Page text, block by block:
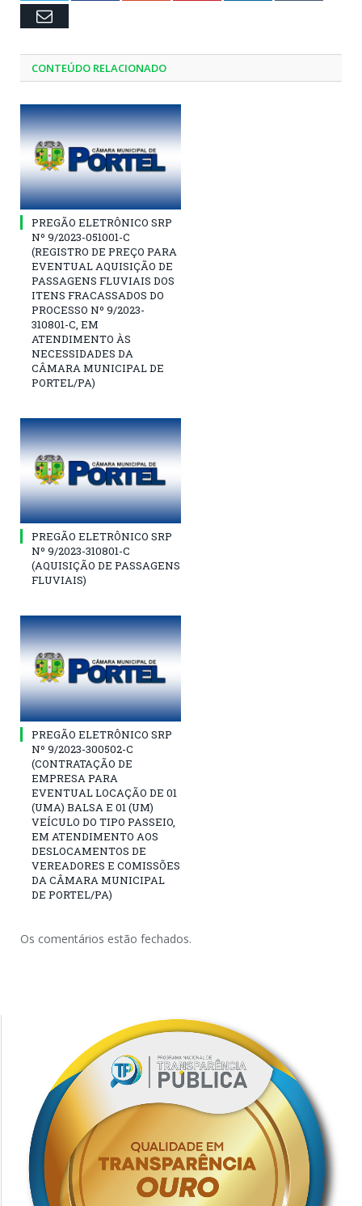
Email
CONTEÚDO RELACIONADO
PREGÃO ELETRÔNICO SRP
Nº 9/2023-051001-C
(REGISTRO DE PREÇO PARA
EVENTUAL AQUISIÇÃO DE
PASSAGENS FLUVIAIS DOS
ITENS FRACASSADOS DO
PROCESSO Nº 9/2023-
310801-C, EM
ATENDIMENTO ÀS
NECESSIDADES DA
CÂMARA MUNICIPAL DE
PORTEL/PA)
PREGÃO ELETRÔNICO SRP
Nº 9/2023-310801-C
(AQUISIÇÃO DE PASSAGENS
FLUVIAIS)
PREGÃO ELETRÔNICO SRP
Nº 9/2023-300502-C
(CONTRATAÇÃO DE
EMPRESA PARA
EVENTUAL LOCAÇÃO DE 01
(UMA) BALSA E 01 (UM)
VEÍCULO DO TIPO PASSEIO,
EM ATENDIMENTO AOS
DESLOCAMENTOS DE
VEREADORES E COMISSÕES
DA CÂMARA MUNICIPAL
DE PORTEL/PA)
Os comentários estão fechados.